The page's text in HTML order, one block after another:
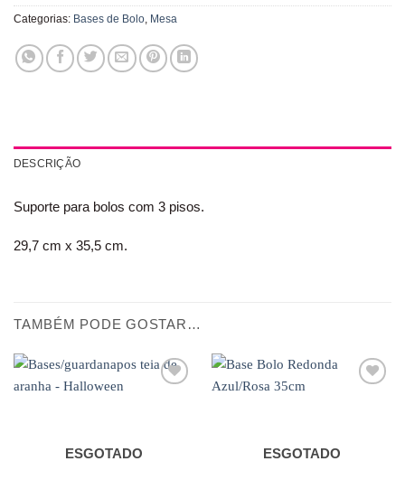
Categorias: Bases de Bolo, Mesa
DESCRIÇÃO
Suporte para bolos com 3 pisos.
29,7 cm x 35,5 cm.
TAMBÉM PODE GOSTAR…
ESGOTADO ESGOTADO